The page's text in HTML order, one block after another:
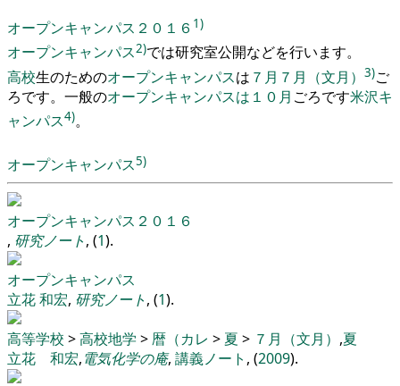
オープンキャンパス２０１６ 1)
オープンキャンパス2)では研究室公開などを行います。
高校生のためのオープンキャンパスは ７月 ７月（文月） 3)ご
ろです。 一般のオープンキャンパスは １０月 ごろです米沢キ
ャンパス4)。
オープンキャンパス5)
オープンキャンパス２０１６
, 研究ノート, (1).
オープンキャンパス
立花和宏, 研究ノート, (1).
高等学校 >高校地学 > 暦（カレ > 夏 > ７月（文月） ,夏
立花 和宏,電気化学の庵, 講義ノート , (2009).